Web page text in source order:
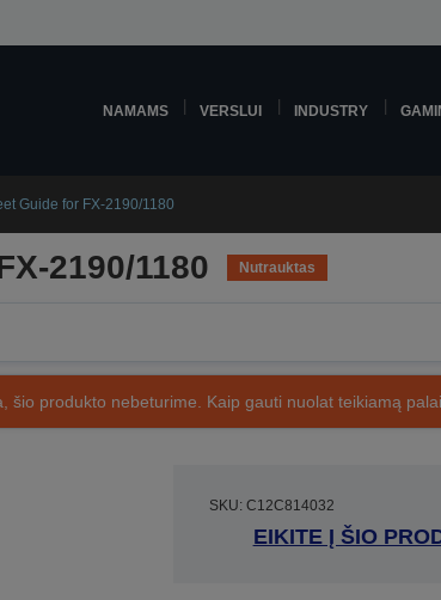
NAMAMS VERSLUI INDUSTRY
Guide for FX-2190/1180
2190/1180 Nutrauktas
šio produkto nebeturime. Kaip gauti nuolat teikiamą
SKU: C12C814032
EIKITE Į ŠIO